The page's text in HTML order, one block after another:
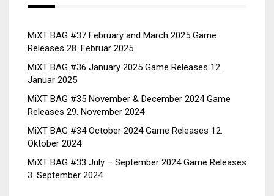
MiXT BAG #37 February and March 2025 Game
Releases 28. Februar 2025
MiXT BAG #36 January 2025 Game Releases 12.
Januar 2025
MiXT BAG #35 November & December 2024 Game
Releases 29. November 2024
MiXT BAG #34 October 2024 Game Releases 12.
Oktober 2024
MiXT BAG #33 July – September 2024 Game Releases
3. September 2024